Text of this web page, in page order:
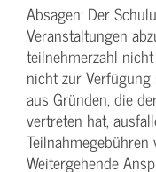
Absagen: Der
Veranstaltungen
teilnehmerzahl
nicht zur
aus Gründen, die
vertreten hat,
Weitergehende